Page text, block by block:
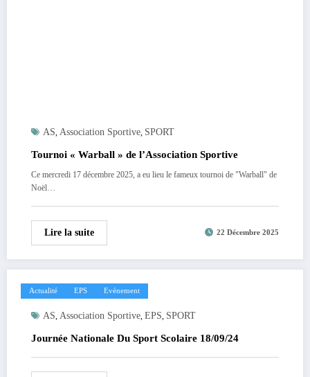
AS, Association Sportive, SPORT
Tournoi « Warball » de l’Association Sportive
Ce mercredi 17 décembre 2025, a eu lieu le fameux tournoi de "Warball" de
Noël…
Lire la suite 22 Décembre 2025
Actualité EPS Evénement
AS, Association Sportive, EPS, SPORT
Journée Nationale Du Sport Scolaire 18/09/24